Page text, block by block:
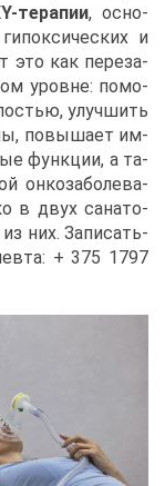
те­ра­пии, ос­но­
и
это как пе­ре­за­
уровне: по­мо­
улуч­шить
по­вы­ша­ет им­
функ­ции, а та­
он­ко­за­бо­ле­ва­
в двух са­на­то­
них. За­пи­сать­
+ 375 1797